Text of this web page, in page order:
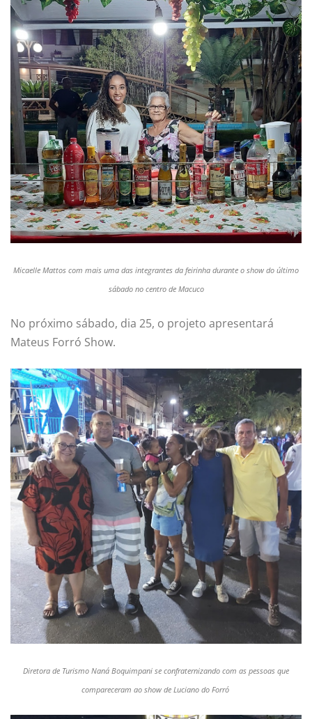
Micaelle Mattos com mais uma das integrantes da feirinha durante o show do último
sábado no centro de Macuco
No próximo sábado, dia 25, o projeto apresentará
Mateus Forró Show.
Diretora de Turismo Naná Boquimpani se confraternizando com as pessoas que
compareceram ao show de Luciano do Forró